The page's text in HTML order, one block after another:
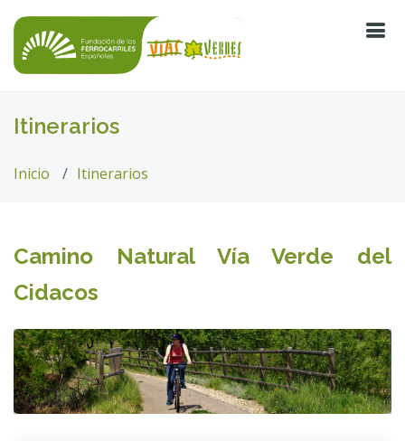
Itinerarios
Inicio Itinerarios
Camino Natural Vía Verde del
Cidacos